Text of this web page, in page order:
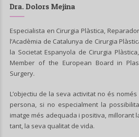
Dra. Dolors Mejina
Especialista en Cirurgia Plàstica,
l’Acadèmia de Catalunya de Cirurgia
la Societat Espanyola de Cirurgia
Member of the European Board in
Surgery.
L’objectiu de la seva activitat no és
persona, si no especialment la
imatge més adequada i positiva, millorant
tant, la seva qualitat de vida.